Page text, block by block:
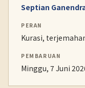
Septian
PERAN
Kurasi,
PEMBARUAN
Minggu, 7 Juni